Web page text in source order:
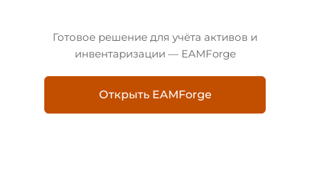
Готовое решение для учёта активов и
инвентаризации — EAMForge
Открыть EAMForge